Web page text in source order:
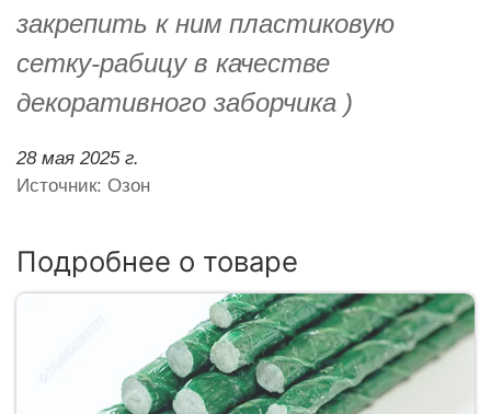
закрепить к ним пластиковую
сетку-рабицу в качестве
декоративного заборчика )
28 мая 2025 г.
Источник: Озон
Подробнее о товаре